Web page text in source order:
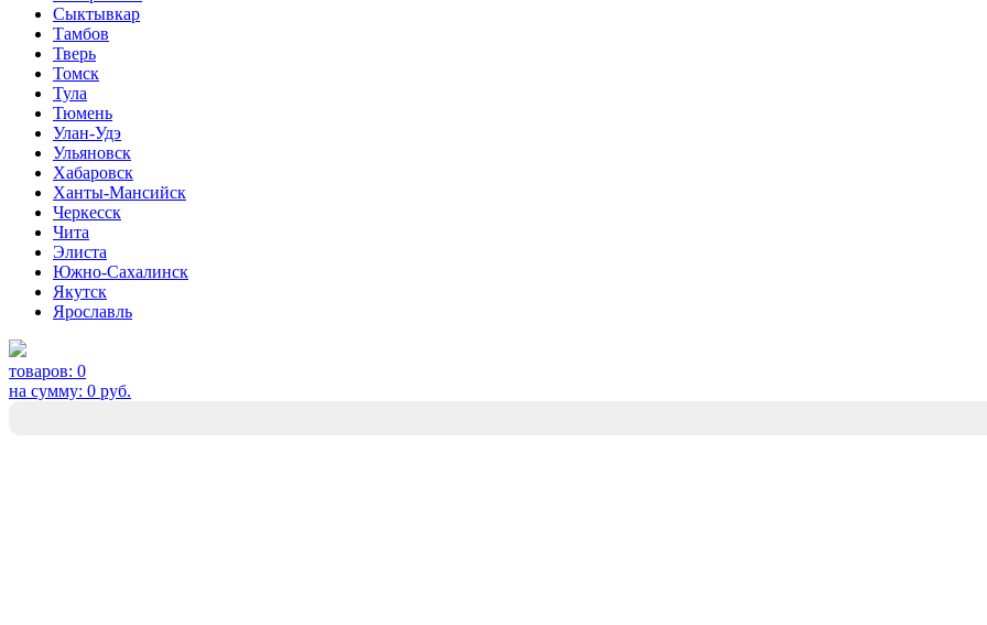
Сыктывкар
Тамбов
Тверь
Томск
Тула
Тюмень
Улан-Удэ
Ульяновск
Хабаровск
Ханты-Мансийск
Черкесск
Чита
Элиста
Южно-Сахалинск
Якутск
Ярославль
товаров: 0
на сумму: 0 руб.